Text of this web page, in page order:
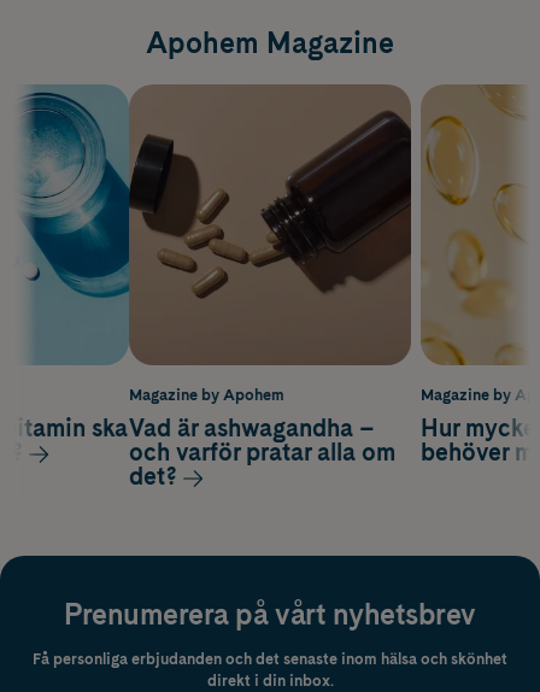
Apohem Magazine
Magazine by
Hur
behöver
ska
Magazine by Apohem
Vad är ashwagandha –
och varför pratar alla om
det?
Prenumerera på vårt nyhetsbrev
Få personliga erbjudanden och det senaste inom hälsa och skönhet
direkt i din inbox.